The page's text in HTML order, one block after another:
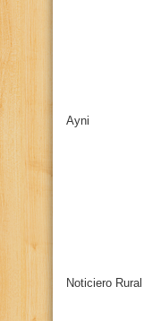
Ayni
Noticiero Rural